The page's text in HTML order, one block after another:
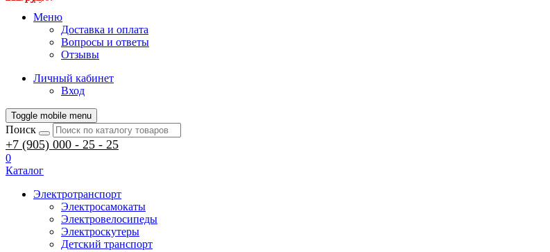
Меню
Доставка и оплата
Вопросы и ответы
Отзывы
Личный кабинет
Вход
Toggle mobile menu
Поиск
+7 (905) 000 - 25 - 25
0
Каталог
Электротранспорт
Электросамокаты
Электровелосипеды
Электроскутеры
Детский транспорт